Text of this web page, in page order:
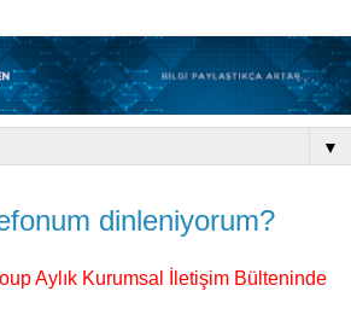
▼
dinleniyorum?
Aylık Kurumsal İletişim Bülteninde